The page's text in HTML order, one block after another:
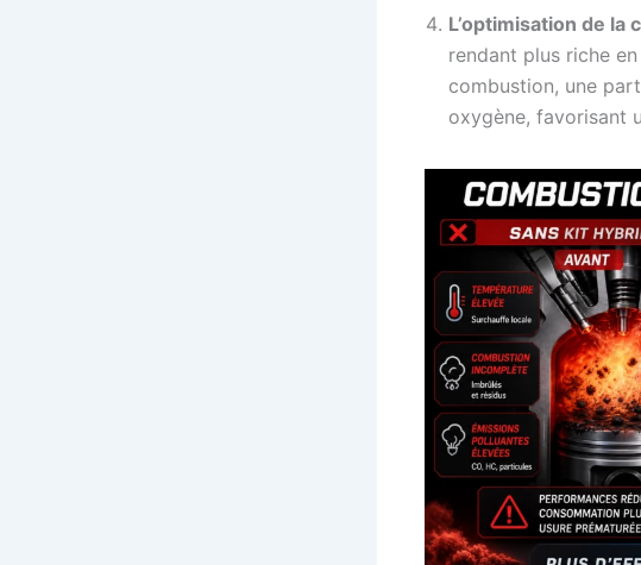
L’optimisation de la
rendant plus riche
combustion, une
oxygène, favorisant